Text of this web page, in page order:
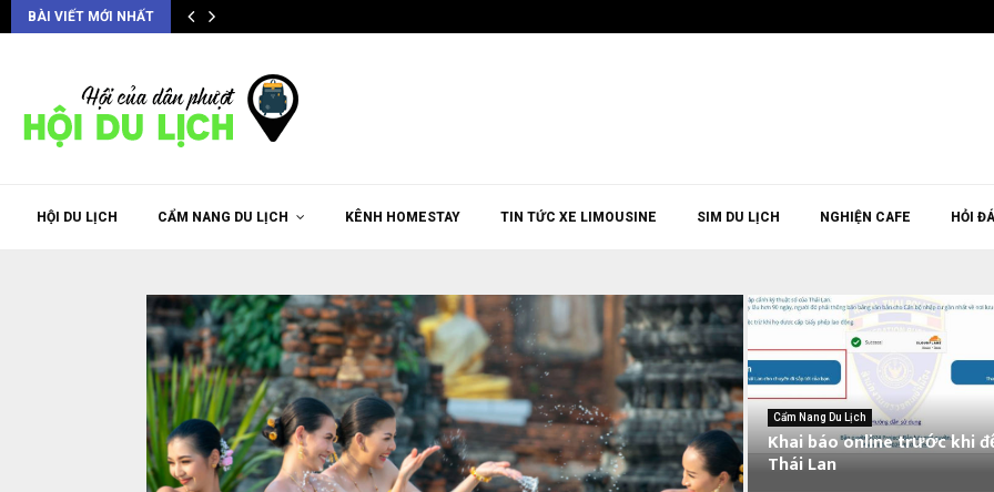
BÀI VIẾT MỚI NHẤT
HỘI DU LỊCH CẨM NANG DU LỊCH KÊNH HOMESTAY TIN TỨC XE LIMOUSINE SIM DU LỊCH NGHIỆN CAFE HỎI
Cẩm Nang Du Lịch
Khai báo online trước khi
Thái Lan